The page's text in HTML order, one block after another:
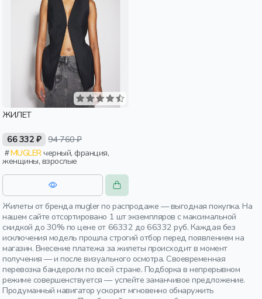
ЖИЛЕТ
66 332 ₽ 94 760 ₽
MUGLERчерный, франция,
женщины, взрослые
Жилеты от бренда mugler по распродаже — выгодная покупка. На
нашем сайте отсортировано 1 шт экземпляров с максимальной
скидкой до 30% по цене от 66332 до 66332 руб. Каждая без
исключения модель прошла строгий отбор перед появлением на
магазин. Внесение платежа за жилеты происходит в момент
получения — и после визуального осмотра. Своевременная
перевозка бандероли по всей стране. Подборка в непрерывном
режиме совершенствуется — успейте заманчивое предложение.
Продуманный навигатор ускорит мгновенно обнаружить